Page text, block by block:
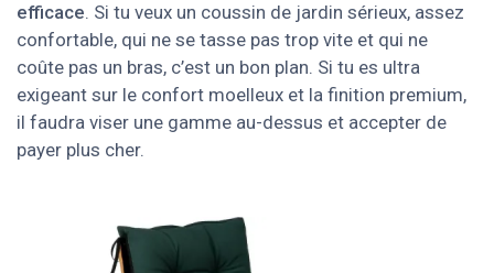
efficace. Si tu veux un coussin de jardin sérieux, assez
confortable, qui ne se tasse pas trop vite et qui ne
coûte pas un bras, c’est un bon plan. Si tu es ultra
exigeant sur le confort moelleux et la finition premium,
il faudra viser une gamme au-dessus et accepter de
payer plus cher.